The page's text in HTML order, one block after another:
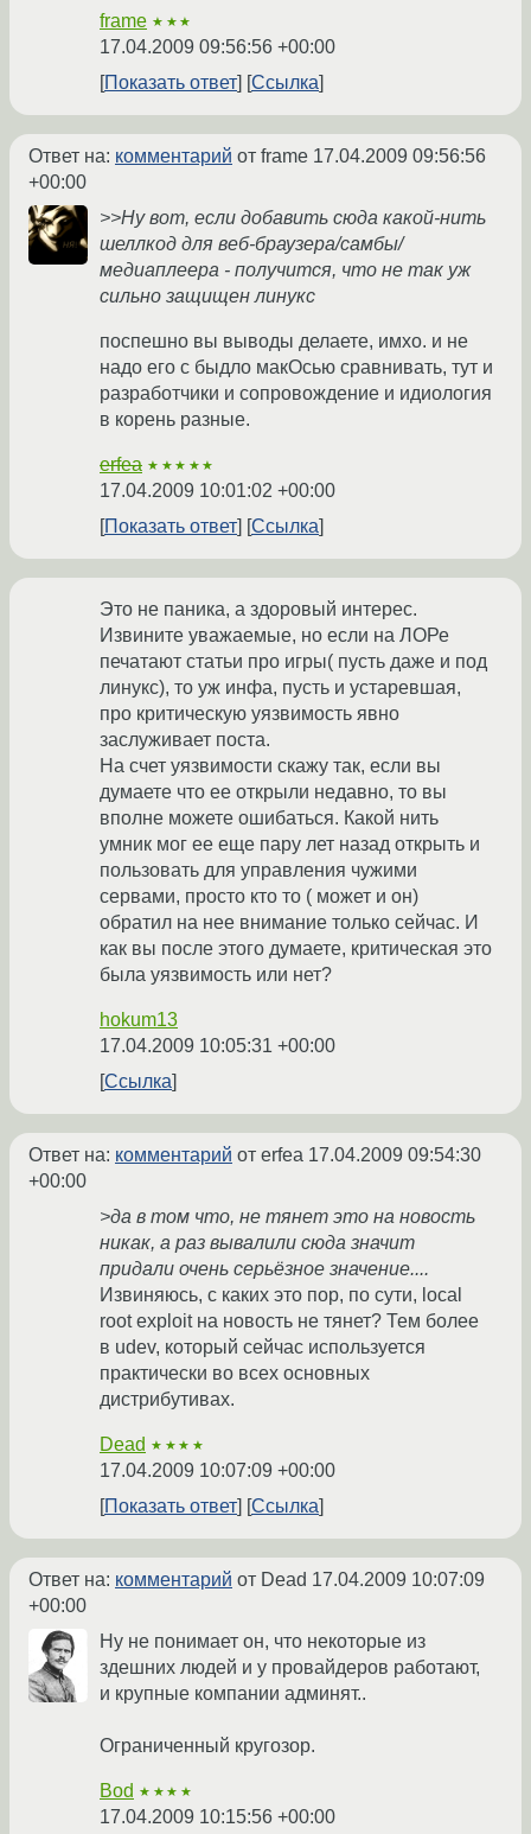
frame ★★★
17.04.2009 09:56:56 +00:00
Показать ответ
Ссылка
Ответ на: комментарий от frame 17.04.2009 09:56:56
+00:00
>>Ну вот, если добавить сюда какой-нить
шеллкод для веб-браузера/самбы/
медиаплеера - получится, что не так уж
сильно защищен линукс
поспешно вы выводы делаете, имхо. и не
надо его с быдло макОсью сравнивать, тут и
разработчики и сопровождение и идиология
в корень разные.
erfea ★★★★★
17.04.2009 10:01:02 +00:00
Показать ответ
Ссылка
Это не паника, а здоровый интерес.
Извините уважаемые, но если на ЛОРе
печатают статьи про игры( пусть даже и под
линукс), то уж инфа, пусть и устаревшая,
про критическую уязвимость явно
заслуживает поста.
На счет уязвимости скажу так, если вы
думаете что ее открыли недавно, то вы
вполне можете ошибаться. Какой нить
умник мог ее еще пару лет назад открыть и
пользовать для управления чужими
сервами, просто кто то ( может и он)
обратил на нее внимание только сейчас. И
как вы после этого думаете, критическая это
была уязвимость или нет?
hokum13
17.04.2009 10:05:31 +00:00
Ссылка
Ответ на: комментарий от erfea 17.04.2009 09:54:30
+00:00
>да в том что, не тянет это на новость
никак, а раз вывалили сюда значит
придали очень серьёзное значение....
Извиняюсь, с каких это пор, по сути, local
root exploit на новость не тянет? Тем более
в udev, который сейчас используется
практически во всех основных
дистрибутивах.
Dead ★★★★
17.04.2009 10:07:09 +00:00
Показать ответ
Ссылка
Ответ на: комментарий от Dead 17.04.2009 10:07:09
+00:00
Ну не понимает он, что некоторые из
здешних людей и у провайдеров работают,
и крупные компании админят..
Ограниченный кругозор.
Bod ★★★★
17.04.2009 10:15:56 +00:00